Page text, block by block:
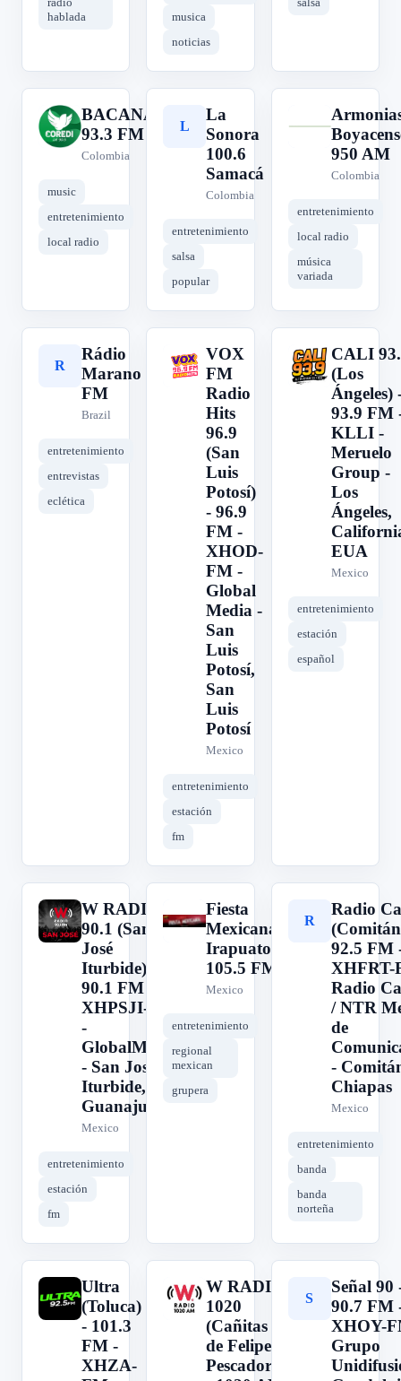
hablada
musica
noticias
B
BACANA
93.3 FM
Colombia
music
entretenimiento
local radio
L
La
Sonora
100.6
Samacá
Colombia
entretenimiento
salsa
popular
A
950 AM
Colombia
entretenimiento
local radio
música
variada
R
Rádio
Marano
FM
Brazil
entretenimiento
entrevistas
eclética
V
VOX
FM
Radio
Hits
96.9
(San
Luis
Potosí)
- 96.9
FM -
XHOD-
FM -
Global
Media -
San
Luis
Potosí,
San
Luis
Potosí
Mexico
entretenimiento
estación
fm
C
CALI
(Los
Ángeles)
93.9 FM
KLLI -
Meruelo
Group -
Los
Ángeles,
EUA
Mexico
entretenimiento
estación
español
W
W RADIO
90.1 (San
José
Iturbide) -
90.1 FM -
XHPSJI-FM
-
GlobalMedia
- San José
Iturbide,
Guanajuato
Mexico
entretenimiento
estación
fm
F
Fiesta
Mexicana
Irapuato
105.5 FM
Mexico
entretenimiento
regional
mexican
grupera
R
Radio
92.5 FM
XHFRT-
Radio
/ NTR
de
-
Chiapas
Mexico
entretenimiento
banda
banda
norteña
U
Ultra
(Toluca)
- 101.3
FM -
XHZA-
W
W RADIO
1020
(Cañitas
de Felipe
Pescador)
S
Señal 90
90.7 FM
XHOY-
Grupo